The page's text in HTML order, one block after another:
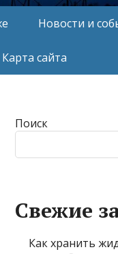
Новости и
Карта сайта
Поиск
Свежие
Как хранить